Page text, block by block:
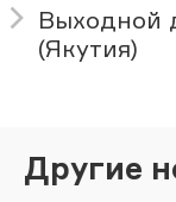
Выходной
(Якутия)
Другие